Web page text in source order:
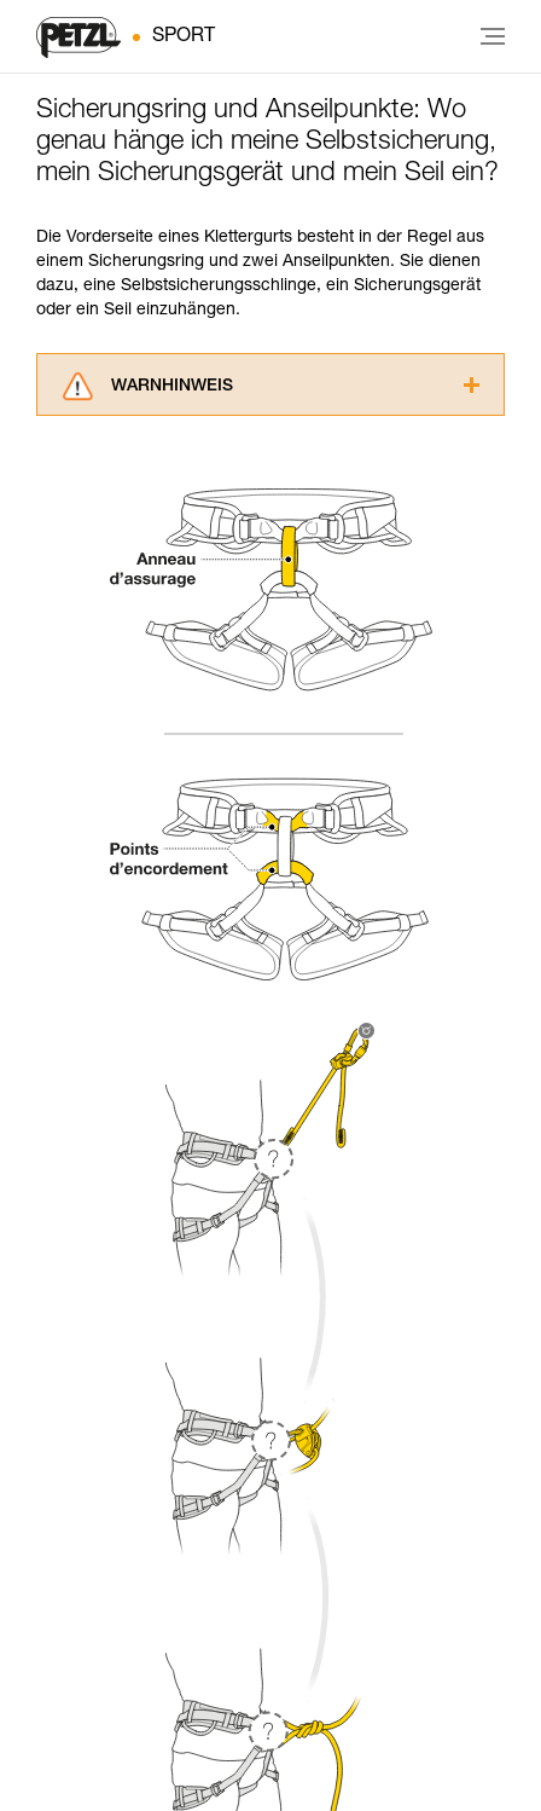
SPORT
Sicherungsring und Anseilpunkte: Wo
genau hänge ich meine Selbstsicherung,
mein Sicherungsgerät und mein Seil ein?
Die Vorderseite eines Klettergurts besteht in der Regel aus
einem Sicherungsring und zwei Anseilpunkten. Sie dienen
dazu, eine Selbstsicherungsschlinge, ein Sicherungsgerät
oder ein Seil einzuhängen.
WARNHINWEIS
ziehen. Um diese Zusatzinformationen
verstehen zu können, müssen Sie zuerst die in
der Gebrauchsanweisung enthaltenen
Informationen richtig verstanden haben.
Die Beherrschung dieser Techniken setzt eine
entsprechende Ausbildung und ein spezielles
Training voraus. Prüfen Sie zusammen mit
einem Profi, ob Sie in der Lage sind, den
Vorgang alleine sicher zu wiederholen, bevor
noch andere Techniken, die hier nicht
beschrieben werden.